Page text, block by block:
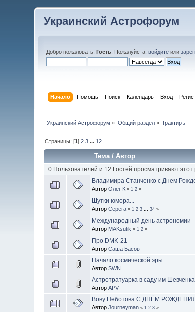
Украинский Астрофорум
Добро пожаловать,Гость . Пожалуйста,войдите или
Начало Помощь Поиск Календарь Вход
Украинский Астрофорум » Общий раздел» Трактиръ
Страницы: [1]2 3 ... 12
Тема/Автор
0 Пользователей и 12 Гостей просматривают этот
Владимира Станченко с Днем
АвторОлег К « 1 2 »
Шутки юмора...
АвторСерёга « 1 2 3 ...34 »
Международный день астрономии
Автор MAKsutik « 1 2 »
Про DMK-21
АвторСаша Басов
Начало космической эры.
АвторSWN
Астротратуарка в cаду им
АвторAPV
Вову Неботова С ДНЁМ
АвторJourneyman « 1 2 3 »